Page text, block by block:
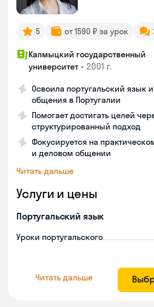
5 от 1590 ₽ за урок
Калмыцкий государственный
университет • 2001 г.
Освоила португальский язык и
общения в Португалии
Помогает достигать целей
структурированный подход
Фокусируется на
и деловом общении
Читать дальше
Услуги и цены
Португальский язык
Уроки португальского
Читать дальше